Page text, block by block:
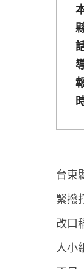
台東
緊撥
改口
人小